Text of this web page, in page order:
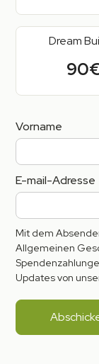
Dream
Vorname
E-mail-Adresse
Mit dem
Allgemeinen
Updates von